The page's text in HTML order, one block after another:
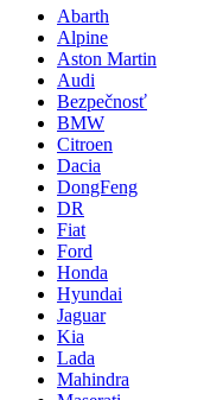
Abarth
Alpine
Aston Martin
Audi
Bezpečnosť
BMW
Citroen
Dacia
DongFeng
DR
Fiat
Ford
Honda
Hyundai
Jaguar
Kia
Lada
Mahindra